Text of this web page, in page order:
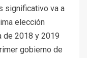
significativo va a
elección
de 2018 y 2019
gobierno de